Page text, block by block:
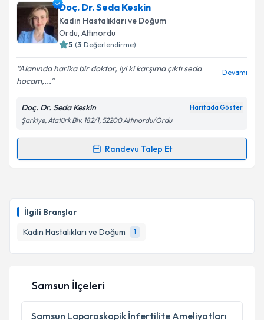
İlgili Branşlar
Kadın Hastalıkları ve Doğum
1
Op. Dr. Gamze Keleşiçin randevu takvimi talebi
oluşturun. Size bu uzmandan randevu almanız için bir
takvim hazırlandığında e-posta ile bilgilendireceğiz.
Kişisel verilerimin işlenmesine ilişkin
Aydınlatma
Metni'ni okudum ve kişisel verilerimin belirtilen
kapsamda işlenmesini kabul ediyorum.
Doç. Dr. Seda Keskin
Kadın Hastalıkları ve Doğum
Ordu, Altınordu
5 (3 Değerlendirme)
Alanında harika bir doktor, iyi ki karşıma çıktı seda
hocam,...
Devamı
Doç. Dr. Seda Keskin Haritada Göster
Şarkiye, Atatürk Blv. 182/1, 52200 Altınordu/Ordu
Randevu Talep Et
Randevu Takvimi Talebi
takvim hazırlandığında e-posta ile bilgilendireceğiz.
Kişisel verilerimin işlenmesine ilişkinAydınlatma
Metni
'ni okudum ve kişisel verilerimin belirtilen
Samsun İlçeleri
Samsun Laparoskopik İnfertilite Ameliyatları